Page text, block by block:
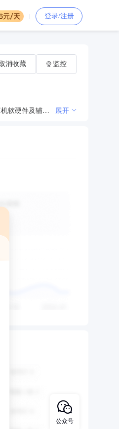
登录/注册
一般项目：技术服务、技术开发、技术咨询、技术交流、技术转让、技术推广；软件开发；信息技术咨询服务；云计算装备技术服务；计算机软硬件及辅助设备批发；电子产品销售；通讯设备销售；化工产品销售（不含许可类化工产品）；安防设备销售；数据处理服务；劳务服务（不含劳务派遣）；计算机软硬件及辅助设备零售；信息系统运行维护服务；信息安全设备销售；模具销售。（除依法须经批准的项目外，凭营业执照依法自主开展经营活动）（不得从事国家和本市产业政策禁止和限制类项目的经营活动。） 展开
消收藏 监控
公众号